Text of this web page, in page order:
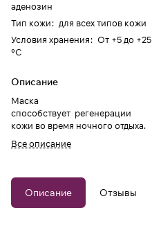
аденозин
Тип кожи: для всех типов кожи
Условия хранения: От +5 до +25
°C
Описание
Маска
способствует регенерации
кожи во время ночного отдыха.
Все описание
Описание Отзывы